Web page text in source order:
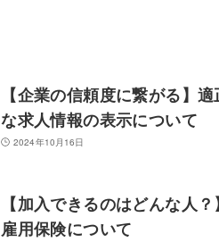
【企業の信頼度に繋がる】適
な求人情報の表示について
2024年10月16日
【加入できるのはどんな人？
雇用保険について